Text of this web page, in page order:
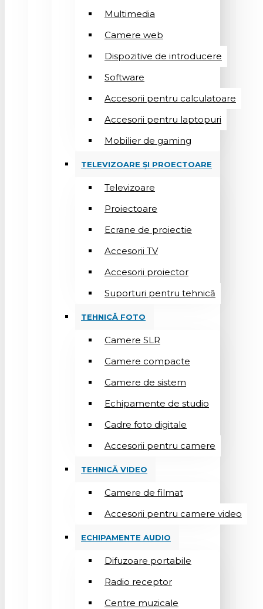
Multimedia
Camere web
Dispozitive de introducere
Software
Accesorii pentru calculatoare
Accesorii pentru laptopuri
Mobilier de gaming
TELEVIZOARE ȘI PROECTOARE
Televizoare
Proiectoare
Ecrane de proiectie
Accesorii TV
Accesorii proiector
Suporturi pentru tehnică
TEHNICĂ FOTO
Camere SLR
Camere compacte
Camere de sistem
Echipamente de studio
Cadre foto digitale
Accesorii pentru camere
TEHNICĂ VIDEO
Camere de filmat
Accesorii pentru camere video
ECHIPAMENTE AUDIO
Difuzoare portabile
Radio receptor
Centre muzicale